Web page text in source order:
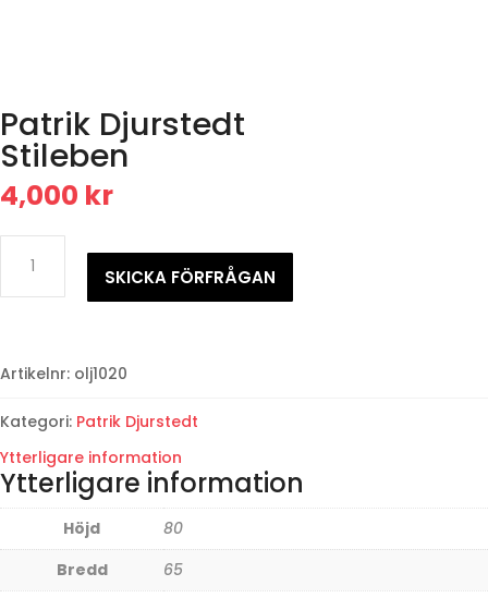
Patrik Djurstedt
Stileben
4,000 kr
DjurstedtStileben
mängd
SKICKA FÖRFRÅGAN
Artikelnr: olj1020
Kategori: Patrik Djurstedt
Ytterligare information
Ytterligare information
Höjd
80
Bredd
65